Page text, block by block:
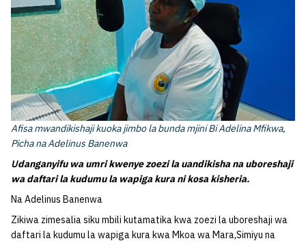
Afisa mwandikishaji kuoka jimbo la bunda mjini Bi Adelina Mfikwa,
Picha na Adelinus Banenwa
Udanganyifu wa umri kwenye zoezi la uandikisha na uboreshaji
wa daftari la kudumu la wapiga kura ni kosa kisheria.
Na Adelinus Banenwa
Zikiwa zimesalia siku mbili kutamatika kwa zoezi la uboreshaji wa
daftari la kudumu la wapiga kura kwa Mkoa wa Mara,Simiyu na